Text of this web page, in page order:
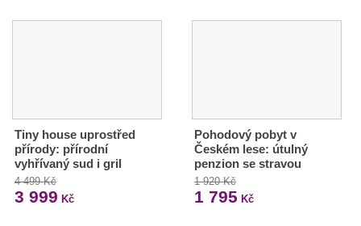
Tiny house uprostřed
přírody: přírodní
vyhřívaný sud i gril
4 499 Kč
3 999 Kč
Pohodový pobyt v
Českém lese: útulný
penzion se stravou
1 920 Kč
1 795 Kč